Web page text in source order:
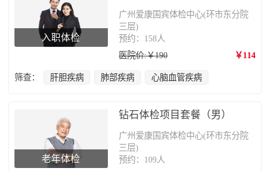
入职体检
广州爱康国宾体检中心(环市东分院
三层)
预约：158人
医院价:￥190
￥114
筛查： 肝胆疾病 肺部疾病 心脑血管疾病
老年体检
钻石体检项目套餐（男）
广州爱康国宾体检中心(环市东分院
三层)
预约：109人